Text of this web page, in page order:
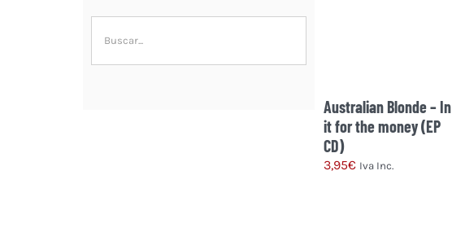
elegir
en
página
Australian Blonde – In
it for the money (EP
CD)
3,95€ Iva Inc.